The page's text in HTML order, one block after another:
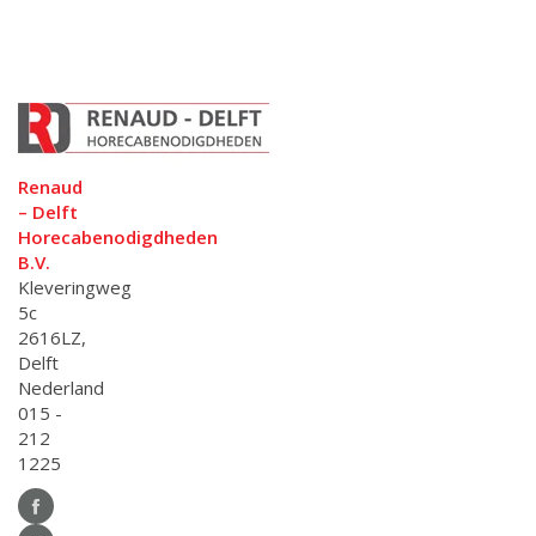
Renaud
– Delft
Horecabenodigdheden
B.V.
Kleveringweg
5c
2616LZ,
Delft
Nederland
015 -
212
1225